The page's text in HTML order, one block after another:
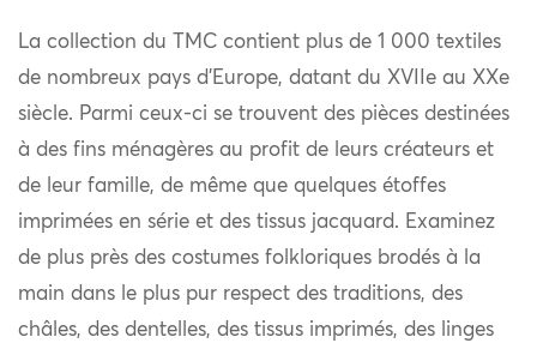
La collection du TMC contient plus de 1 000 textiles
de nombreux pays d’Europe, datant du XVIIe au XXe
siècle. Parmi ceux-ci se trouvent des pièces destinées
à des fins ménagères au profit de leurs créateurs et
de leur famille, de même que quelques étoffes
imprimées en série et des tissus jacquard. Examinez
de plus près des costumes folkloriques brodés à la
main dans le plus pur respect des traditions, des
châles, des dentelles, des tissus imprimés, des linges